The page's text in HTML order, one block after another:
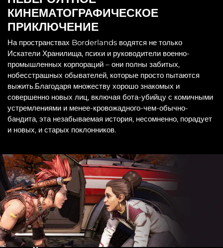
КИНЕМАТОГРАФИЧЕСКОЕ
ПРИКЛЮЧЕНИЕ
На пространствах Borderlands водятся не только
Искатели Хранилища, психи и руководители военно-
промышленных корпораций – они полны забитых,
нобесстрашных обывателей, которые просто пытаются
выжить.Благодаря множеству хорошо знакомых и
совершенно новых лиц, включая бота-убийцу с комичными
устремлениями и менее-кровожадного-чем-обычно-
бандита, эта незабываемая история, несомненно, порадует
и новых, и старых поклонников.